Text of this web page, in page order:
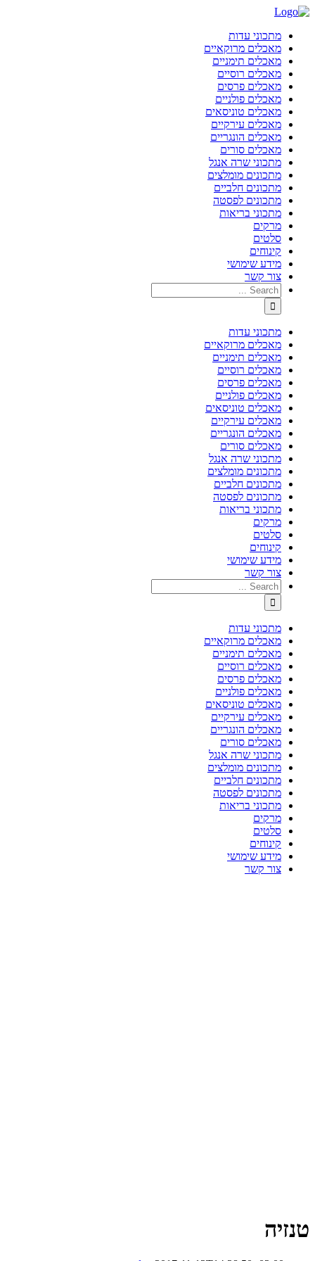
מתכוני עדות
מאכלים מרוקאיים
מאכלים תימניים
מאכלים רוסיים
מאכלים פרסים
מאכלים פולניים
מאכלים טוניסאים
מאכלים עירקיים
מאכלים הונגריים
מאכלים סורים
מתכוני שרה אנגל
מתכונים מומלצים
מתכונים חלביים
מתכונים לפסטה
מתכוני בריאות
מרקים
סלטים
קינוחים
מידע שימושי
צור קשר
מתכוני עדות
מאכלים מרוקאיים
מאכלים תימניים
מאכלים רוסיים
מאכלים פרסים
מאכלים פולניים
מאכלים טוניסאים
מאכלים עירקיים
מאכלים הונגריים
מאכלים סורים
מתכוני שרה אנגל
מתכונים מומלצים
מתכונים חלביים
מתכונים לפסטה
מתכוני בריאות
מרקים
סלטים
קינוחים
מידע שימושי
צור קשר
מתכוני עדות
מאכלים מרוקאיים
מאכלים תימניים
מאכלים רוסיים
מאכלים פרסים
מאכלים פולניים
מאכלים טוניסאים
מאכלים עירקיים
מאכלים הונגריים
מאכלים סורים
מתכוני שרה אנגל
מתכונים מומלצים
מתכונים חלביים
מתכונים לפסטה
מתכוני בריאות
מרקים
סלטים
קינוחים
מידע שימושי
צור קשר
טנזיה